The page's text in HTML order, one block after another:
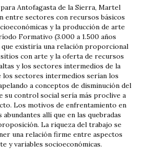
Antofagasta de la Sierra, Martel
entre sectores con recursos básicos
y la producción de arte
Formativo (3.000 a 1.500 años
que existiría una relación proporcional
con arte y la oferta de recursos
y los sectores intermedios de la
los sectores intermedios serían los
a conceptos de disminución del
su control social sería más proclive a
Los motivos de enfrentamiento en
allí que en las quebradas
La riqueza del trabajo se
una relación firme entre aspectos
y variables socioeconómicas.